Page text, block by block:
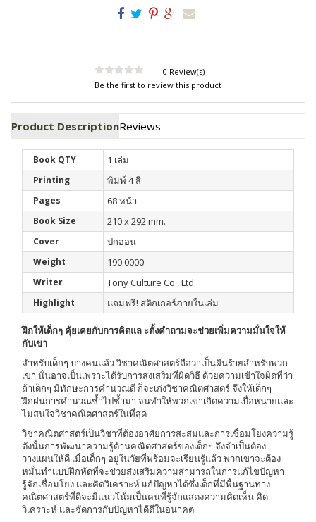
0 Review(s)
Be the first to review this product
Product DescriptionReviews
Book QTY 1 เล่ม
Printing พิมพ์ 4 สี
Pages 68 หน้า
Book Size 210 x 292 mm.
Cover ปกอ่อน
Weight 190.0000
Writer Tony Culture Co., Ltd.
Highlight แถมฟรี! สติกเกอร์ภายในเล่ม
ฝึกให้เด็กๆ คุ้ยเคยกับการคิดแล ะตั้งคำถามจะช่วยเพิ่มความมั่นใจให้
กับเขา
สำหรับเด็กๆ บางคนแล้ว วิชาคณิตศาสตร์ถือว่าเป็นฝันร้ายสำหรับพวก
เขา นั่นอาจเป็นเพราะได้รับการส่งเสริมที่ผิดวิธี ด้วยความเข้าใจผิดที่ว่า
ถ้าเด็กๆ มีทักษะการคำนวณดี ก็จะเก่งวิชาคณิตศาสตร์ จึงให้เด็กๆ
ฝึกฝนการคำนวณซ้ำไปซ้ำมา จนทำให้พวกเขาเกิดความเบื่อหน่ายและ
ไม่สนใจวิชาคณิตศาสตร์ในที่สุด
วิชาคณิตศาสตร์เป็นวิชาที่ต้องอาศัยการสะสมและการเชื่อมโยงความรู้
ดังนั้นการพัฒนาความรู้ด้านคณิตศาสตร์ของเด็กๆ จึงจำเป็นต้อง
วางแผนให้ดี เมื่อเด็กๆ อยู่ในวัยที่พร้อมจะเรียนรู้แล้ว พวกเขาจะต้อง
หมั่นทำแบบฝึกหัดที่จะช่วยส่งเสริมความสามารถในการแก้ไขปัญหา
รู้จักเชื่อมโยง และคิดวิเคราะห์ แก้ปัญหาได้ซึ่งเด็กที่มีพื้นฐานทาง
คณิตศาสตร์ที่ดีจะมีแนวโน้มเป็นคนที่รู้จักแสดงความคิดเห็น คิด
วิเคราะห์ และจัดการกับปัญหาได้ดีในอนาคต